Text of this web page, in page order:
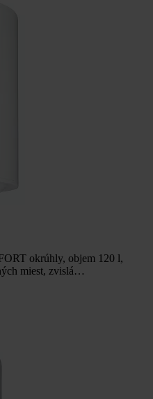
okrúhly, objem 120 l,
miest, zvislá…